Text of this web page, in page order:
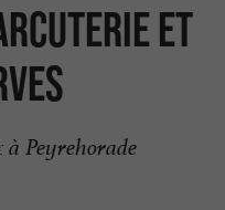
et
à Peyrehorade